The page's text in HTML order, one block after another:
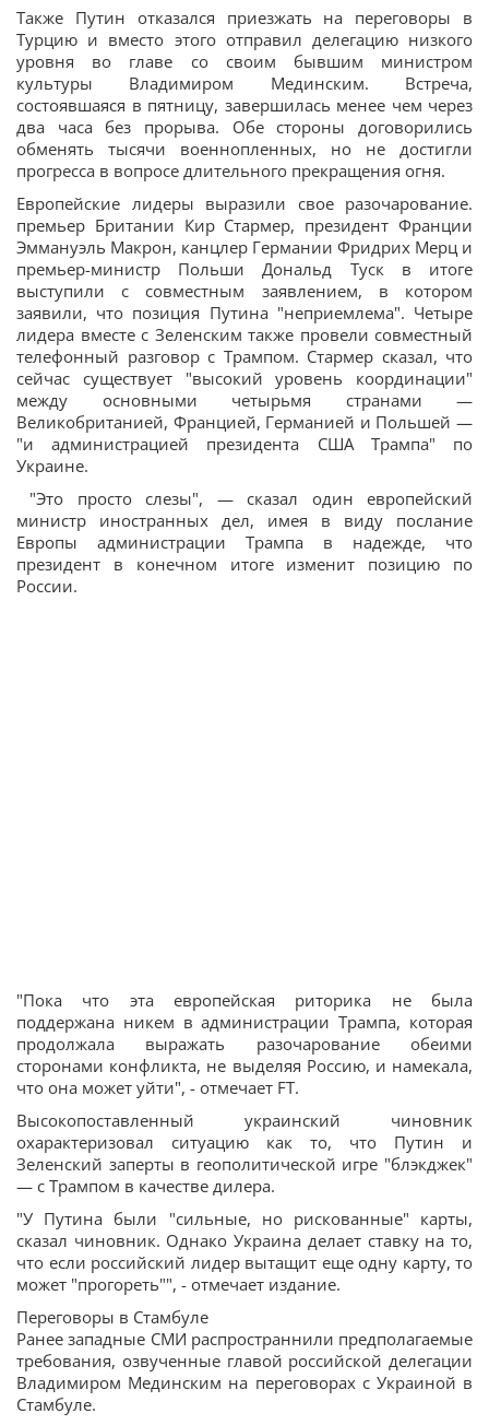
Также Путин отказался приезжать на переговоры в
Турцию и вместо этого отправил делегацию низкого
уровня во главе со своим бывшим министром
культуры Владимиром Мединским. Встреча,
состоявшаяся в пятницу, завершилась менее чем через
два часа без прорыва. Обе стороны договорились
обменять тысячи военнопленных, но не достигли
прогресса в вопросе длительного прекращения огня.
Европейские лидеры выразили свое разочарование.
премьер Британии Кир Стармер, президент Франции
Эммануэль Макрон, канцлер Германии Фридрих Мерц и
премьер-министр Польши Дональд Туск в итоге
выступили с совместным заявлением, в котором
заявили, что позиция Путина "неприемлема". Четыре
лидера вместе с Зеленским также провели совместный
телефонный разговор с Трампом. Стармер сказал, что
сейчас существует "высокий уровень координации"
между основными четырьмя странами —
Великобританией, Францией, Германией и Польшей —
"и администрацией президента США Трампа" по
Украине.
"Это просто слезы", — сказал один европейский
министр иностранных дел, имея в виду послание
Европы администрации Трампа в надежде, что
президент в конечном итоге изменит позицию по
России.
"Пока что эта европейская риторика не была
поддержана никем в администрации Трампа, которая
продолжала выражать разочарование обеими
сторонами конфликта, не выделяя Россию, и намекала,
что она может уйти", - отмечает FT.
Высокопоставленный украинский чиновник
охарактеризовал ситуацию как то, что Путин и
Зеленский заперты в геополитической игре "блэкджек"
— с Трампом в качестве дилера.
"У Путина были "сильные, но рискованные" карты,
сказал чиновник. Однако Украина делает ставку на то,
что если российский лидер вытащит еще одну карту, то
может "прогореть"", - отмечает издание.
Переговоры в Стамбуле
Ранее западные СМИ распространнили предполагаемые
требования, озвученные главой российской делегации
Владимиром Мединским на переговорах с Украиной в
Стамбуле.